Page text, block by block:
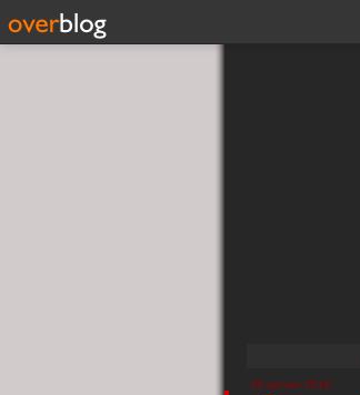
26 janvier 2016